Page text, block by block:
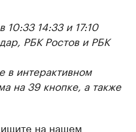
10:33 14:33 и 17:10
РБК Ростов и РБК
в интерактивном
на 39 кнопке, а также
на нашем